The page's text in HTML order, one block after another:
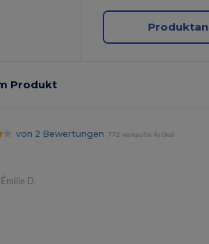
Produkt
von 2 Bewertungen 772 verkaufte Artikel
D.